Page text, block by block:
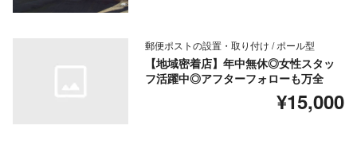
郵便ポストの設置・取り付け / ポール型
【地域密着店】年中無休◎女性スタッ
フ活躍中◎アフターフォローも万全
¥15,000